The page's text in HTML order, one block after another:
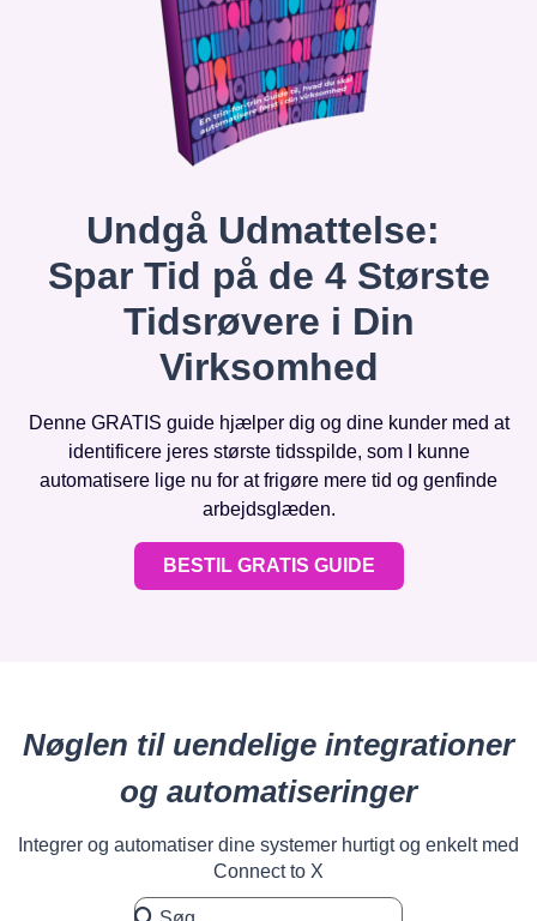
Undgå Udmattelse:
Spar Tid på de 4 Største
Tidsrøvere i Din
Virksomhed
Denne GRATIS guide hjælper dig og dine kunder med at
identificere jeres største tidsspilde, som I kunne
automatisere lige nu for at frigøre mere tid og genfinde
arbejdsglæden.
BESTIL GRATIS GUIDE
Nøglen til uendelige integrationer
og automatiseringer
Integrer og automatiser dine systemer hurtigt og enkelt med
Connect to X